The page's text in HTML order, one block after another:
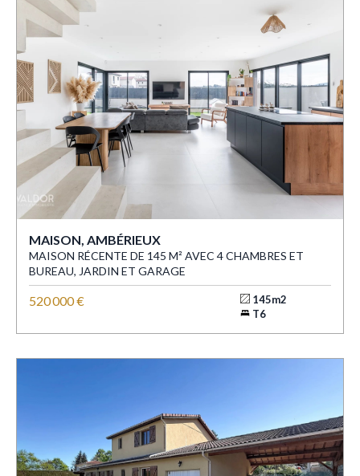
MAISON, AMBÉRIEUX
MAISON RÉCENTE DE 145 M² AVEC 4 CHAMBRES ET
BUREAU, JARDIN ET GARAGE
520 000 €
145m2
T6